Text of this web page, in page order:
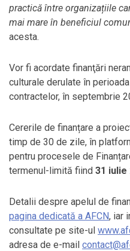
practică între organizațiile
mai mare în beneficiul
acesta.
Vor fi acordate finanţări
culturale derulate în
contractelor, în septembrie
Cererile de finanțare a
timp de 30 de zile, în
pentru procesele de
termenul-limită fiind 31 iulie
Detalii despre apelul de
pagina dedicată a AFCN, iar
consultate pe site-ul
adresa de e-mail